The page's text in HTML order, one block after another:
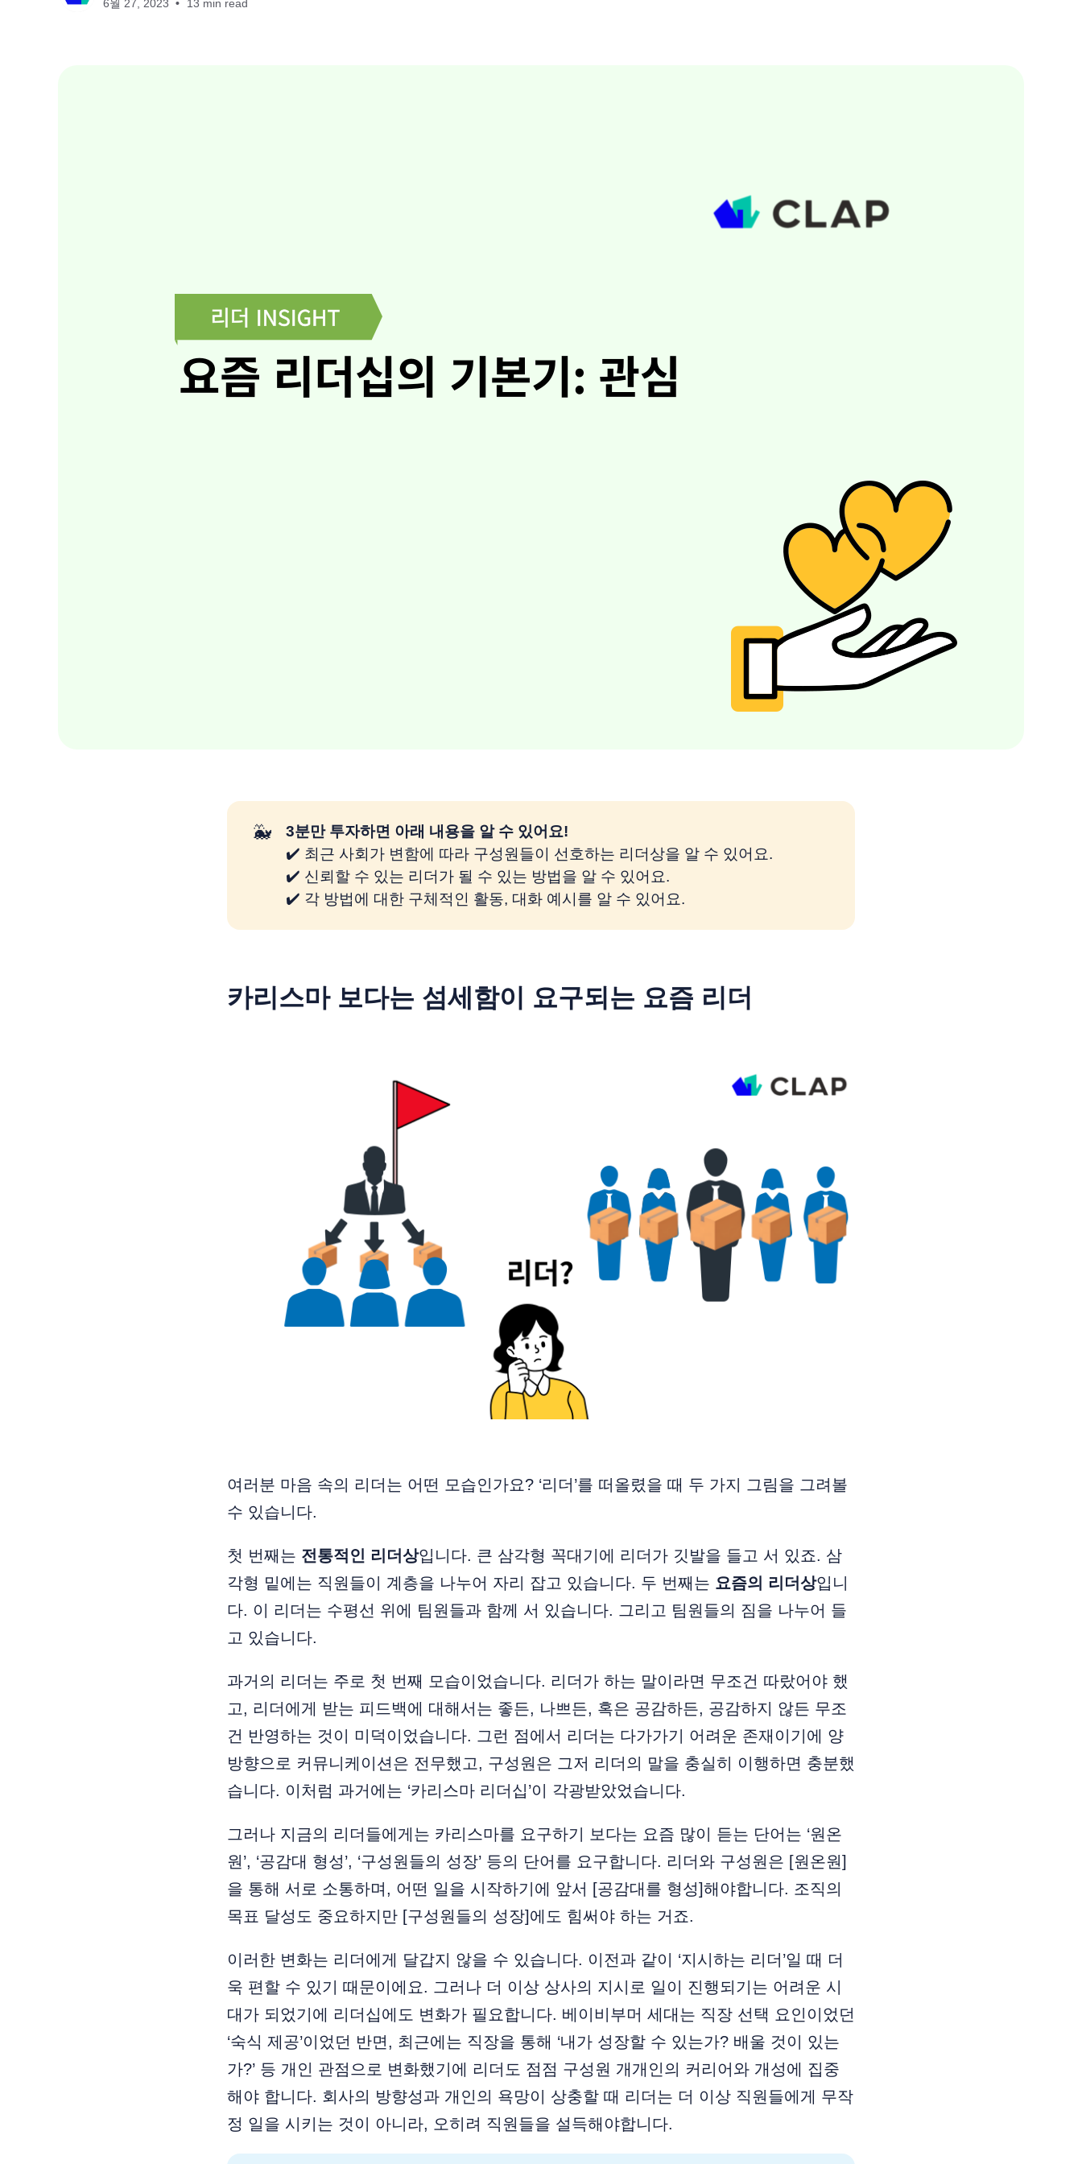
6월 27, 2023 13 min read
🐳
3분만 투자하면 아래 내용을 알 수 있어요!
✔️ 최근 사회가 변함에 따라 구성원들이 선호하는 리더상을 알 수 있어요.
✔️ 신뢰할 수 있는 리더가 될 수 있는 방법을 알 수 있어요.
✔️ 각 방법에 대한 구체적인 활동, 대화 예시를 알 수 있어요.
카리스마 보다는 섬세함이 요구되는 요즘 리더
여러분 마음 속의 리더는 어떤 모습인가요? ‘리더’를 떠올렸을 때 두 가지 그림을 그려볼
수 있습니다.
첫 번째는 전통적인 리더상입니다. 큰 삼각형 꼭대기에 리더가 깃발을 들고 서 있죠. 삼
각형 밑에는 직원들이 계층을 나누어 자리 잡고 있습니다. 두 번째는 요즘의 리더상입니
다. 이 리더는 수평선 위에 팀원들과 함께 서 있습니다. 그리고 팀원들의 짐을 나누어 들
고 있습니다.
과거의 리더는 주로 첫 번째 모습이었습니다. 리더가 하는 말이라면 무조건 따랐어야 했
고, 리더에게 받는 피드백에 대해서는 좋든, 나쁘든, 혹은 공감하든, 공감하지 않든 무조
건 반영하는 것이 미덕이었습니다. 그런 점에서 리더는 다가가기 어려운 존재이기에 양
방향으로 커뮤니케이션은 전무했고, 구성원은 그저 리더의 말을 충실히 이행하면 충분했
습니다. 이처럼 과거에는 ‘카리스마 리더십’이 각광받았었습니다.
그러나 지금의 리더들에게는 카리스마를 요구하기 보다는 요즘 많이 듣는 단어는 ‘원온
원’, ‘공감대 형성’, ‘구성원들의 성장’ 등의 단어를 요구합니다. 리더와 구성원은 [원온원]
을 통해 서로 소통하며, 어떤 일을 시작하기에 앞서 [공감대를 형성]해야합니다. 조직의
목표 달성도 중요하지만 [구성원들의 성장]에도 힘써야 하는 거죠.
이러한 변화는 리더에게 달갑지 않을 수 있습니다. 이전과 같이 ‘지시하는 리더’일 때 더
욱 편할 수 있기 때문이에요. 그러나 더 이상 상사의 지시로 일이 진행되기는 어려운 시
대가 되었기에 리더십에도 변화가 필요합니다. 베이비부머 세대는 직장 선택 요인이었던
‘숙식 제공’이었던 반면, 최근에는 직장을 통해 ‘내가 성장할 수 있는가? 배울 것이 있는
가?’ 등 개인 관점으로 변화했기에 리더도 점점 구성원 개개인의 커리어와 개성에 집중
해야 합니다. 회사의 방향성과 개인의 욕망이 상충할 때 리더는 더 이상 직원들에게 무작
정 일을 시키는 것이 아니라, 오히려 직원들을 설득해야합니다.